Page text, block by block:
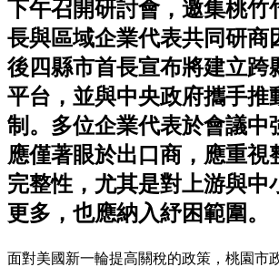
下午召開研討會，邀集桃竹
長與區域企業代表共同研商
後四縣市首長宣布將建立跨
平台，並與中央政府攜手推
制。多位企業代表於會議中
應僅著眼於出口商，應重視
完整性，尤其是對上游與中
更多，也應納入紓困範圍。
面對美國新一輪提高關稅的政策，桃園市